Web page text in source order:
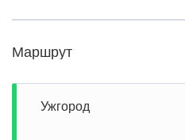
Маршрут
Ужгород